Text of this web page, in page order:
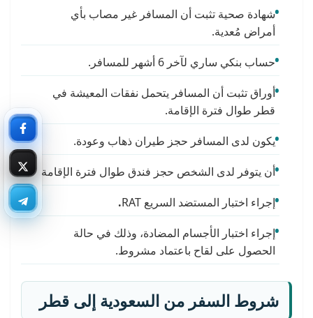
شهادة صحية تثبت أن المسافر غير مصاب بأي
أمراض مُعدية.
حساب بنكي ساري لآخر 6 أشهر للمسافر.
أوراق تثبت أن المسافر يتحمل نفقات المعيشة في
قطر طوال فترة الإقامة.
يكون لدى المسافر حجز طيران ذهاب وعودة.
أن يتوفر لدى الشخص حجز فندق طوال فترة الإقامة.
إجراء اختبار المستضد السريع RAT
.
إجراء اختبار الأجسام المضادة، وذلك في حالة
الحصول على لقاح باعتماد مشروط.
شروط السفر من السعودية إلى قطر